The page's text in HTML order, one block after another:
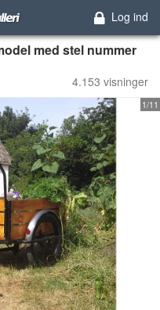
Log ind
med stel nummer
4.153 visninger
1/11